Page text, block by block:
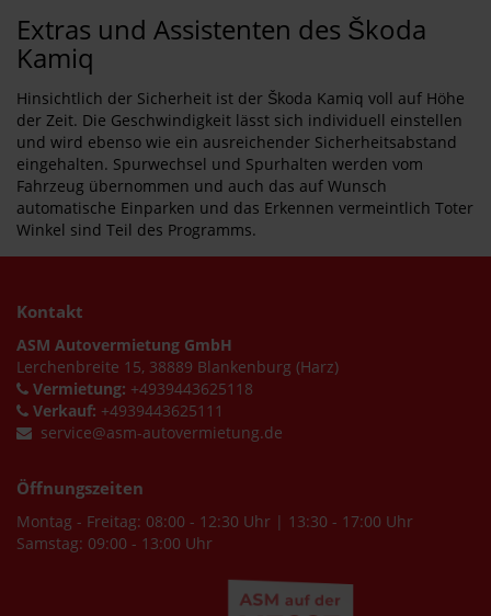
Extras und Assistenten des Škoda
Kamiq
Hinsichtlich der Sicherheit ist der Škoda Kamiq voll auf Höhe
der Zeit. Die Geschwindigkeit lässt sich individuell einstellen
und wird ebenso wie ein ausreichender Sicherheitsabstand
eingehalten. Spurwechsel und Spurhalten werden vom
Fahrzeug übernommen und auch das auf Wunsch
automatische Einparken und das Erkennen vermeintlich Toter
Winkel sind Teil des Programms.
Kontakt
ASM Autovermietung GmbH
Lerchenbreite 15, 38889 Blankenburg (Harz)
Vermietung: +4939443625118
Verkauf: +4939443625111
service@asm-autovermietung.de
Öffnungszeiten
Montag - Freitag: 08:00 - 12:30 Uhr | 13:30 - 17:00 Uhr
Samstag: 09:00 - 13:00 Uhr